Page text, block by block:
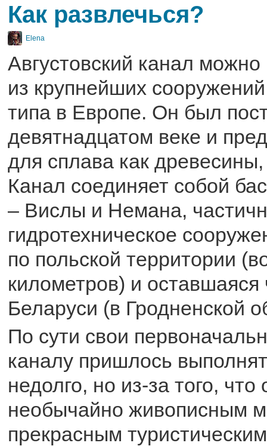
Как развлечься?
Elena
Августовский канал
из крупнейших
типа в Европе. Он был
девятнадцатом веке и
для сплава как
Канал соединяет собой
– Вислы и Немана,
гидротехническое
по польской территории
километров) и оставшаяся
Беларуси (в Гродненской
По сути свои
каналу пришлось
недолго, но из-за того,
необычайно живописным
прекрасным